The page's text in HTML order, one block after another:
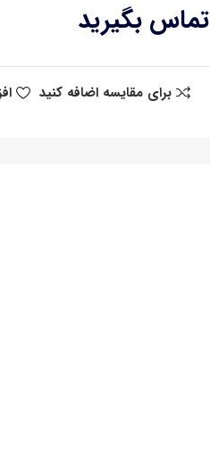
تماس بگیرید
برای مقایسه اضافه کنید